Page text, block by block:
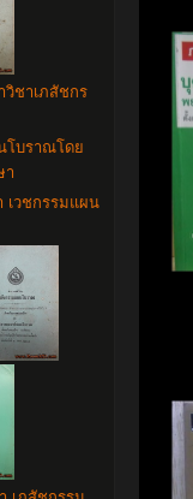
ชาเภสัชกร
โบราณโดย
า
เวชกรรมแผน